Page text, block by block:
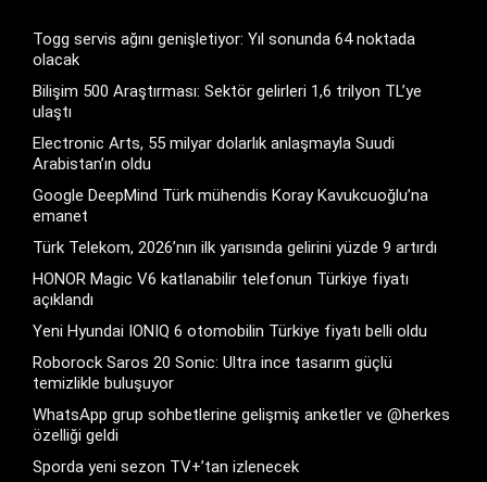
Togg servis ağını genişletiyor: Yıl sonunda 64 noktada
olacak
Bilişim 500 Araştırması: Sektör gelirleri 1,6 trilyon TL’ye
ulaştı
Electronic Arts, 55 milyar dolarlık anlaşmayla Suudi
Arabistan’ın oldu
Google DeepMind Türk mühendis Koray Kavukcuoğlu’na
emanet
Türk Telekom, 2026’nın ilk yarısında gelirini yüzde 9 artırdı
HONOR Magic V6 katlanabilir telefonun Türkiye fiyatı
açıklandı
Yeni Hyundai IONIQ 6 otomobilin Türkiye fiyatı belli oldu
Roborock Saros 20 Sonic: Ultra ince tasarım güçlü
temizlikle buluşuyor
WhatsApp grup sohbetlerine gelişmiş anketler ve @herkes
özelliği geldi
Sporda yeni sezon TV+’tan izlenecek